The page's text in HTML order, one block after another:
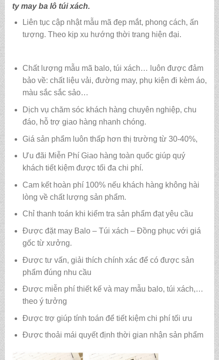
ty may ba lô túi xách.
Liên tục cập nhật mẫu mã đẹp mắt, phong cách, ấn
tượng. Theo kịp xu hướng thời trang hiện đại.
Chất lượng mẫu mã balo, túi xách…
luôn được đảm
bảo về: chất liệu vải, đường may, phụ kiện đi kèm áo,
màu sắc sắc sảo…
Dịch vụ chăm sóc khách hàng chuyên nghiệp, chu
đáo, hỗ trợ giao hàng nhanh chóng.
Giá sản phẩm luôn thấp hơn thị trường từ 30-40%,
Ưu đãi Miễn Phí Giao hàng toàn quốc giúp quý
khách tiết kiệm được tối đa chi phí.
Cam kết hoàn phí 100% nếu khách hàng không hài
lòng về chất lượng sản phẩm.
Chỉ thanh toán khi kiểm tra sản phẩm đạt yêu cầu
Được đặt may Balo – Túi xách – Đồng phục với giá
gốc từ xưởng.
Được tư vấn, giải thích chính xác để có được sản
phẩm đúng nhu cầu
Được miễn phí thiết kế và may mẫu balo, túi xách,…
theo ý tưởng
Được trợ giúp tính toán để tiết kiệm chi phí tối ưu
Được thoải mái quyết định thời gian nhận sản phẩm